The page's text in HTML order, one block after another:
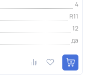
4
R11
12
да